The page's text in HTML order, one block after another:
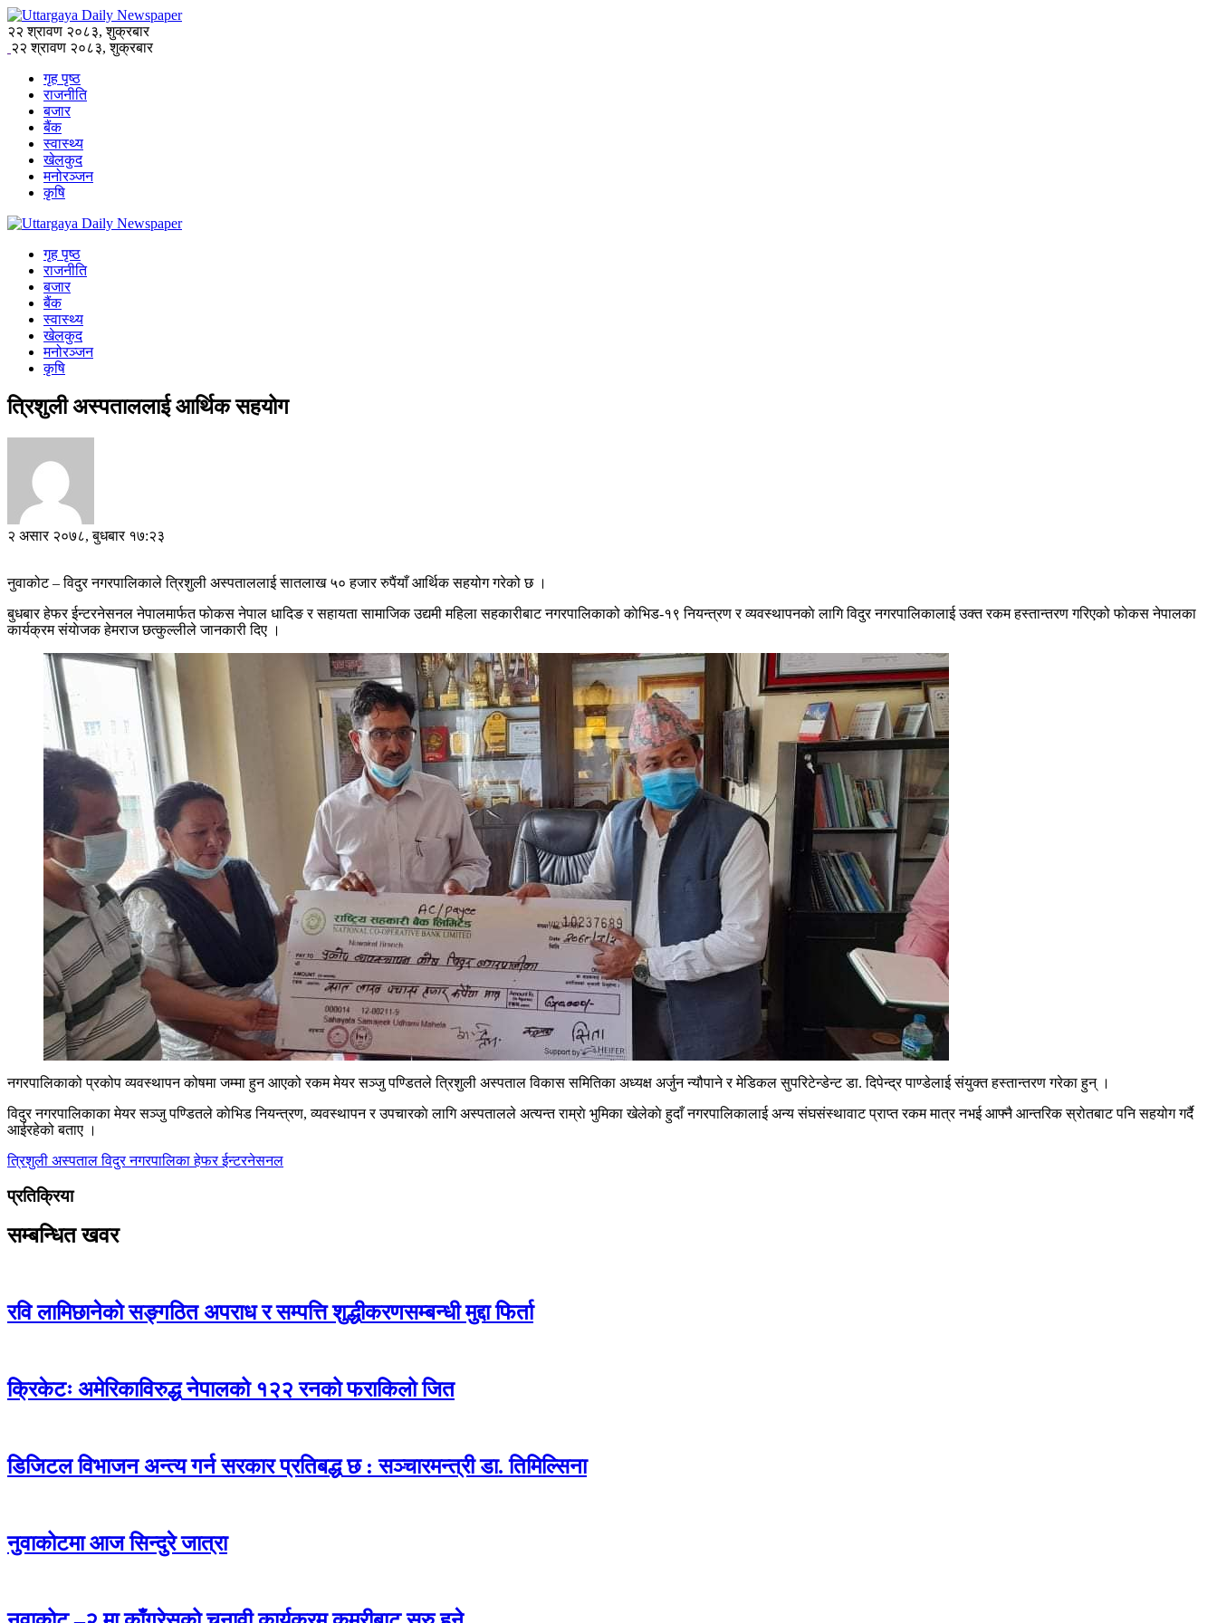
२२ श्रावण २०८३, शुक्रबार
२२ श्रावण २०८३, शुक्रबार
गृह पृष्ठ
राजनीति
बजार
बैंक
स्वास्थ्य
खेलकुद
मनोरञ्जन
कृषि
गृह पृष्ठ
राजनीति
बजार
बैंक
स्वास्थ्य
खेलकुद
मनोरञ्जन
कृषि
त्रिशुली अस्पताललाई आर्थिक सहयोग
२ असार २०७८, बुधबार १७:२३
नुवाकोट – विदुर नगरपालिकाले त्रिशुली अस्पताललाई सातलाख ५० हजार रुपैंयाँ आर्थिक सहयोग गरेको छ ।
बुधबार हेफर ईन्टरनेसनल नेपालमार्फत फाेकस नेपाल धादिङ र सहायता सामाजिक उद्यमी महिला सहकारीबाट नगरपालिकाको काेभिड-१९ नियन्त्रण र व्यवस्थापनकाे लागि विदुर नगरपालिकालाई उक्त रकम हस्तान्तरण गरिएको फाेकस नेपालका
कार्यक्रम संयाेजक हेमराज छत्कुल्लीले जानकारी दिए ।
नगरपालिकाको प्रकोप व्यवस्थापन कोषमा जम्मा हुन आएको रकम मेयर सञ्जु पण्डितले त्रिशुली अस्पताल विकास समितिका अध्यक्ष अर्जुन न्यौपाने र मेडिकल सुपरिटेन्डेन्ट डा. दिपेन्द्र पाण्डेलाई संयुक्त हस्तान्तरण गरेका हुन् ।
विदुर नगरपालिकाका मेयर सञ्जु पण्डितले काेभिड नियन्त्रण, व्यवस्थापन र उपचारकाे लागि अस्पतालले अत्यन्त राम्राे भुमिका खेलेकाे हुदाँ नगरपालिकालाई अन्य संघसंस्थावाट प्राप्त रकम मात्र नभई आफ्नै आन्तरिक स्रोतबाट पनि सहयोग गर्दै
आईरहेको बताए ।
त्रिशुली अस्पतालविदुर नगरपालिकाहेफर ईन्टरनेसनल
प्रतिक्रिया
सम्बन्धित खवर
रवि लामिछानेको सङ्गठित अपराध र सम्पत्ति शुद्धीकरणसम्बन्धी मुद्दा फिर्ता
क्रिकेटः अमेरिकाविरुद्ध नेपालको १२२ रनको फराकिलो जित
डिजिटल विभाजन अन्त्य गर्न सरकार प्रतिबद्ध छ : सञ्चारमन्त्री डा. तिमिल्सिना
नुवाकोटमा आज सिन्दुरे जात्रा